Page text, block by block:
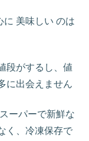
に 美味しい のは
段がするし、値
に出会えません
ーパーで新鮮な
く、冷凍保存で